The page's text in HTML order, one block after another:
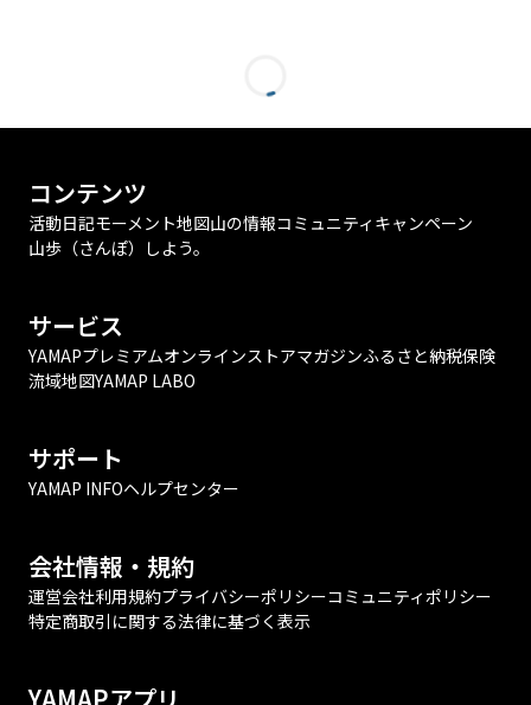
コンテンツ
活動日記モーメント地図山の情報コミュニティ キャンペーン
山歩（さんぽ）しよう。
サービス
YAMAPプレミアムオンラインストアマガジンふるさと納税保険
流域地図YAMAP LABO
サポート
YAMAP INFOヘルプセンター
会社情報・規約
運営会社利用規約プライバシーポリシーコミュニティポリシー
特定商取引に関する法律に基づく表示